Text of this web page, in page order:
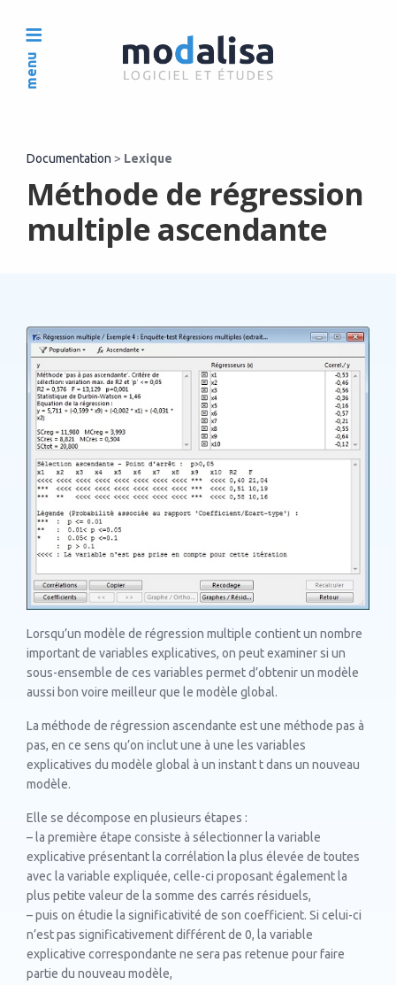
menu
Documentation > Lexique
Méthode de régression
multiple ascendante
Lorsqu’un modèle de régression multiple contient un nombre
important de variables explicatives, on peut examiner si un
sous-ensemble de ces variables permet d’obtenir un modèle
aussi bon voire meilleur que le modèle global.
La méthode de régression ascendante est une méthode pas à
pas, en ce sens qu’on inclut une à une les variables
explicatives du modèle global à un instant t dans un nouveau
modèle.
Elle se décompose en plusieurs étapes :
– la première étape consiste à sélectionner la variable
explicative présentant la corrélation la plus élevée de toutes
avec la variable expliquée, celle-ci proposant également la
plus petite valeur de la somme des carrés résiduels,
– puis on étudie la significativité de son coefficient. Si celui-ci
n’est pas significativement différent de 0, la variable
explicative correspondante ne sera pas retenue pour faire
partie du nouveau modèle,